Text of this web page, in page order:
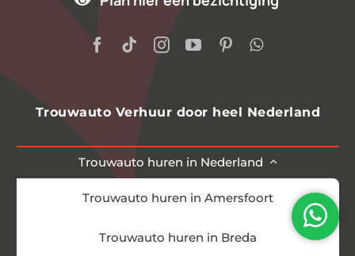
Trouwauto Verhuur door heel Nederland
Trouwauto huren in Nederland
Trouwauto huren in Amersfoort
Trouwauto huren in Breda